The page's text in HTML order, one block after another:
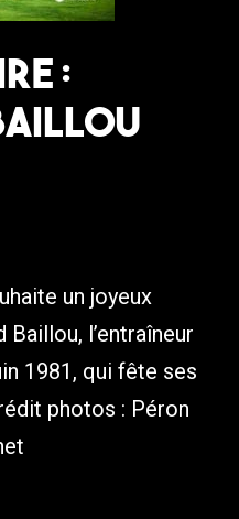
:
un joyeux
l’entraîneur
1981, qui fête ses
photos : Péron